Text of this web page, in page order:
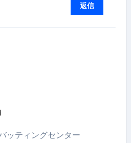
返信
ッティングセンター